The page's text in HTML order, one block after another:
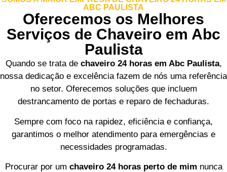
ABC PAULISTA
Oferecemos os Melhores
Serviços de Chaveiro em Abc
Paulista
Quando se trata de chaveiro 24 horas em Abc Paulista,
nossa dedicação e excelência fazem de nós uma referência
no setor. Oferecemos soluções que incluem
destrancamento de portas e reparo de fechaduras.
Sempre com foco na rapidez, eficiência e confiança,
garantimos o melhor atendimento para emergências e
necessidades programadas.
Procurar por um chaveiro 24 horas perto de mim nunca